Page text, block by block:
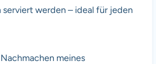
werden – ideal für jeden
meines